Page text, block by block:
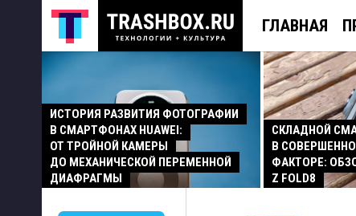
ГЛАВНАЯ
ИСТОРИЯ РАЗВИТИЯ ФОТОГРАФИИ
В СМАРТФОНАХ HUAWEI:
ОТ ТРОЙНОЙ КАМЕРЫ
ДО МЕХАНИЧЕСКОЙ ПЕРЕМЕННОЙ
ДИАФРАГМЫ
СКЛАДНОЙ
В
ФАКТОРЕ:
Z FOLD8